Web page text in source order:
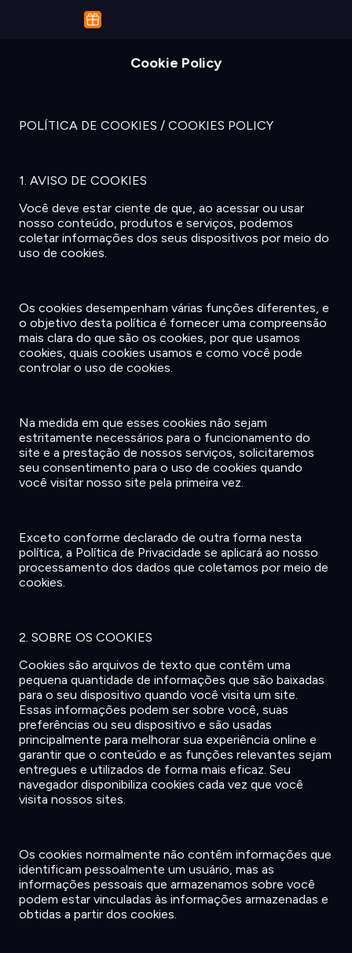
Cookie Policy
POLÍTICA DE COOKIES / COOKIES POLICY
1. AVISO DE COOKIES
Você deve estar ciente de que, ao acessar ou usar
nosso conteúdo, produtos e serviços, podemos
coletar informações dos seus dispositivos por meio do
uso de cookies.
Os cookies desempenham várias funções diferentes, e
o objetivo desta política é fornecer uma compreensão
mais clara do que são os cookies, por que usamos
cookies, quais cookies usamos e como você pode
controlar o uso de cookies.
Na medida em que esses cookies não sejam
estritamente necessários para o funcionamento do
site e a prestação de nossos serviços, solicitaremos
seu consentimento para o uso de cookies quando
você visitar nosso site pela primeira vez.
Exceto conforme declarado de outra forma nesta
política, a Política de Privacidade se aplicará ao nosso
processamento dos dados que coletamos por meio de
cookies.
2. SOBRE OS COOKIES
Cookies são arquivos de texto que contêm uma
pequena quantidade de informações que são baixadas
para o seu dispositivo quando você visita um site.
Essas informações podem ser sobre você, suas
preferências ou seu dispositivo e são usadas
principalmente para melhorar sua experiência online e
garantir que o conteúdo e as funções relevantes sejam
entregues e utilizados de forma mais eficaz. Seu
navegador disponibiliza cookies cada vez que você
visita nossos sites.
Os cookies normalmente não contêm informações que
identificam pessoalmente um usuário, mas as
informações pessoais que armazenamos sobre você
podem estar vinculadas às informações armazenadas e
obtidas a partir dos cookies.